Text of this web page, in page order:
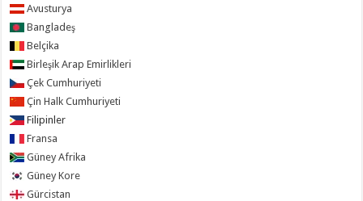
Avusturya
Bangladeş
Belçika
Birleşik Arap Emirlikleri
Çek Cumhuriyeti
Çin Halk Cumhuriyeti
Filipinler
Fransa
Güney Afrika
Güney Kore
Gürcistan